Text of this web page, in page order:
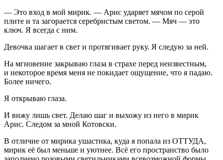
— Это вход в мой мирик. — Арис ударяет мячом по серой
плите и та загорается серебристым светом. — Мяч — это
ключ. Я всегда с ним.
Девочка шагает в свет и протягивает руку. Я следую за ней.
На мгновение закрываю глаза в страхе перед неизвестным,
и некоторое время меня не покидает ощущение, что я падаю.
Более ничего.
Я открываю глаза.
И вижу лишь свет. Делаю шаг и выхожу из него в мирик
Арис. Следом за мной Котовски.
В отличие от мирика ушастика, куда я попала из ОТТУДА,
мирик её был меньше и уютнее. Всё его пространство было